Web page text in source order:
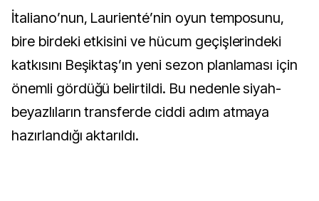
İtaliano’nun, Laurienté’nin oyun temposunu,
bire birdeki etkisini ve hücum geçişlerindeki
katkısını Beşiktaş’ın yeni sezon planlaması için
önemli gördüğü belirtildi. Bu nedenle siyah-
beyazlıların transferde ciddi adım atmaya
hazırlandığı aktarıldı.